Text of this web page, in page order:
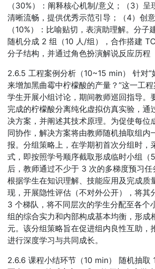
（30%）：阐释核心机制/意义；（3）呈
清晰流畅，提供优秀示范引导；（4）创
（10%）：比喻贴切，表演助理解。分子
随机分成 2 组（10 人/组），合作搭建
分子结构，并通过角色扮演解说反应历程
2.6.5 工程案例分析（10~15 min） 针对“
来增加黑曲霉中柠檬酸的产量？”这一工
学生开展小组讨论，期间教师巡回指导。
完成的柠檬酸分离纯化虚拟仿真实验，通
决方案，并阐述其技术原理。为促使每位
同协作，解决方案将由教师随机抽取组内
报。分组策略上，在学期初首次分组时，
式，即按照学号顺序截取形成临时小组（
后，教师通过不少于 3 次的多梯度预习任
根据学生在知识理解、技能应用及完成质
现，开展隐性评估（不对外公开），将其
3 个梯队，将不同层次的学生分配至各个
组的综合实力和内部构成基本均衡，形成
元。该分组策略旨在促进组内良性互助，
进行深度学习与共同成长。
2.6.6 课程小结环节（10 min） 随机抽取